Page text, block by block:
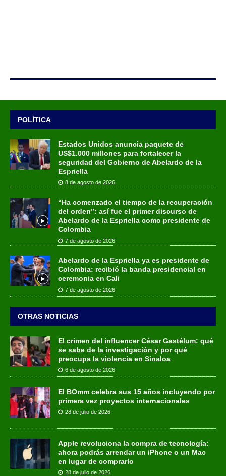
POLÍTICA
Estados Unidos anuncia paquete de
US$1.000 millones para fortalecer la
seguridad del Gobierno de Abelardo de la
Espriella
8 de agosto de 2026
“Ha comenzado el tiempo de la recuperación
del orden”: así fue el primer discurso de
Abelardo de la Espriella como presidente de
Colombia
7 de agosto de 2026
Abelardo de la Espriella ya es presidente de
Colombia: recibió la banda presidencial en
ceremonia en Cali
7 de agosto de 2026
OTRAS NOTICIAS
El crimen del influencer César Gastélum: qué
se sabe de la investigación y por qué
preocupa la violencia en Sinaloa
6 de agosto de 2026
El BOmm celebra sus 15 años incluyendo por
primera vez proyectos internacionales
28 de julio de 2026
Apple revoluciona la compra de tecnología:
ahora podrás arrendar un iPhone o un Mac
en lugar de comprarlo
28 de julio de 2026